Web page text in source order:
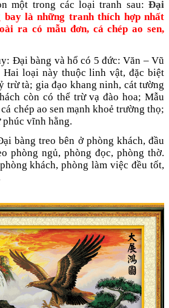
một trong các loại tranh sau: Đại
bay là những tranh thích hợp nhất
ra có mẫu đơn, cá chép ao sen,
Đại bàng và hổ có 5 đức: Văn – Vũ
loại này thuộc linh vật, đặc biệt
trừ tà; gia đạo khang ninh, cát tường
còn có thể trừ vạ đào hoa; Mẫu
chép ao sen mạnh khoẻ trường thọ;
vĩnh hằng.
bàng treo bên ở phòng khách, đầu
phòng ngủ, phòng đọc, phòng thờ.
khách, phòng làm việc đều tốt,